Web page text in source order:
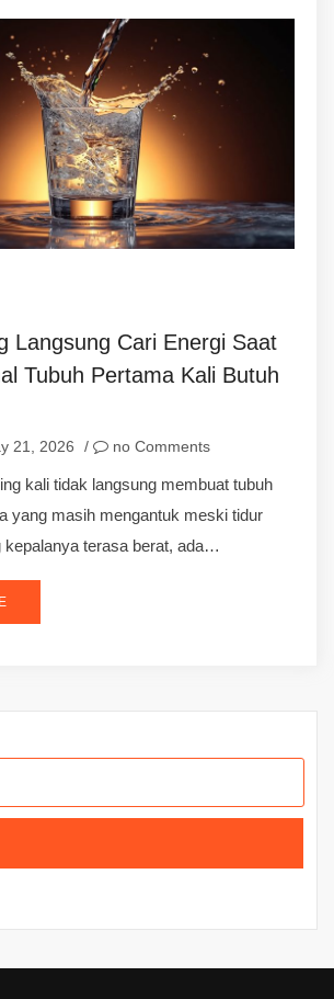
Langsung Cari Energi Saat
Tubuh Pertama Kali Butuh
21, 2026 / no Comments
kali tidak langsung membuat tubuh
yang masih mengantuk meski tidur
kepalanya terasa berat, ada…